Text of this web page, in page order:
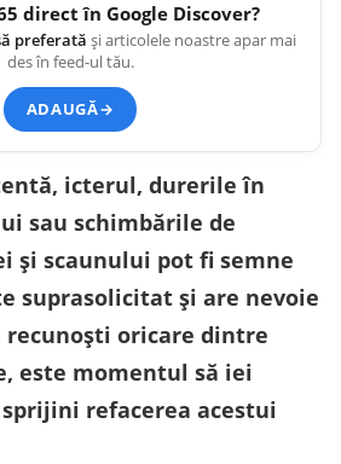
direct în Google Discover?
preferată și articolele noastre apar mai
des în feed-ul tău.
ADAUGĂ→
icterul, durerile în
sau schimbările de
și scaunului pot fi semne
suprasolicitat și are nevoie
recunoști oricare dintre
este momentul să iei
refacerea acestui